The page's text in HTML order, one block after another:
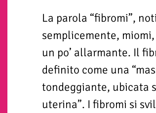
La parola “fibromi”,
semplicemente,
un po’ allarmante. Il
definito come una
tondeggiante, ubicata
uterina”. I fibromi si